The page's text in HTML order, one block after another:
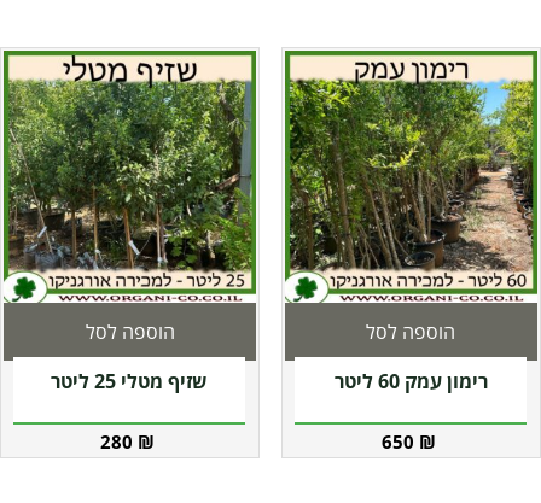
רימון עמק 60 ליטר
650 ₪
הוספה לסל
שזיף מטלי 25 ליטר
280 ₪
הוספה לסל